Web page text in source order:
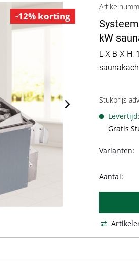
-12% korting
kW
L X B X H:
Stukprijs
Gratis
Varianten:
Aantal: